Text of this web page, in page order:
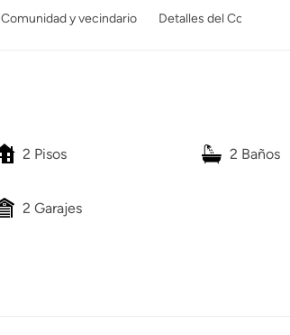
Comunidad y vecindario Detalles del Constructor
2 Pisos 2 Baños
2 Garajes